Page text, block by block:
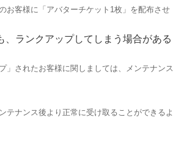
お客様に「アバターチケット1枚」を配布させ
ランクアップしてしまう場合がある
されたお客様に関しましては、メンテナンス
ナンス後より正常に受け取ることができるよ